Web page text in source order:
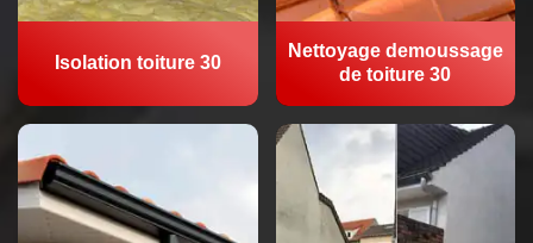
Isolation toiture 30
Nettoyage demoussage
de toiture 30